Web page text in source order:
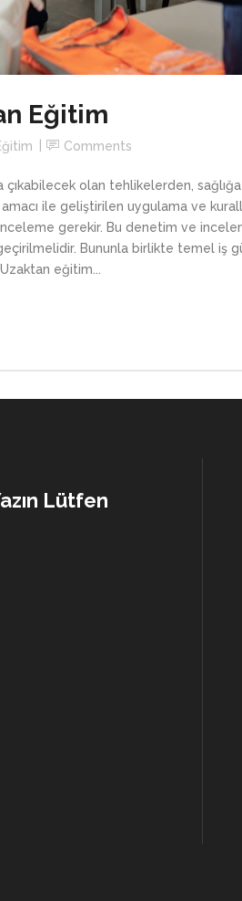
Eğitim
Comments
çıkabilecek olan tehlikelerden,
amacı ile geliştirilen uygulama ve
gerekir. Bu denetim ve
Bununla birlikte temel iş
eğitim...
Lütfen